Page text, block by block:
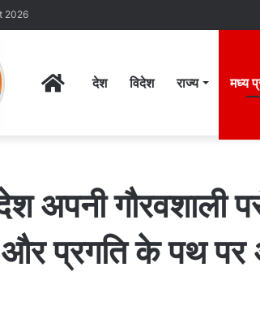
2026
Homeदेश विदेश राज्य मध्य
अपनी गौरवशाली
प्रगति के पथ पर